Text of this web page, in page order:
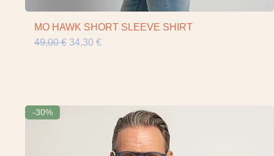
Vista rápida
MO HAWK SHORT SLEEVE SHIRT
Precio
49,00 € Precio de oferta
34,30 €
-30%